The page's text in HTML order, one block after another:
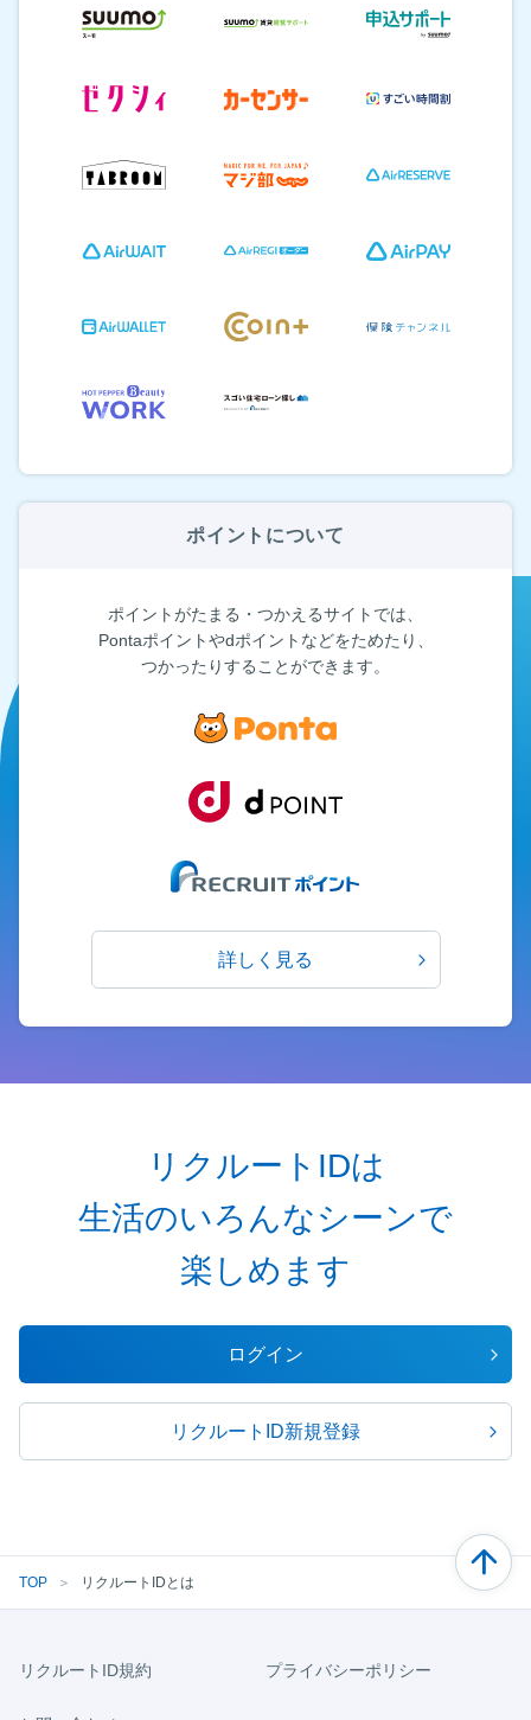
ポイントについて
ポイントがたまる・つかえるサイトでは、
Pontaポイントやdポイントなどをためたり、
つかったりすることができます。
詳しく見る
リクルートIDは
生活のいろんなシーンで
楽しめます
ログイン
リクルートID新規登録
TOP ＞ リクルートIDとは
リクルートID規約 プライバシーポリシー